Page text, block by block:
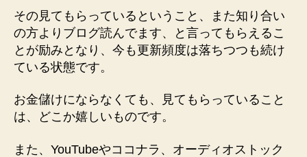
その見てもらっているということ、また知り合い
の方よりブログ読んでます、と言ってもらえるこ
とが励みとなり、今も更新頻度は落ちつつも続け
ている状態です。
お金儲けにならなくても、見てもらっていること
は、どこか嬉しいものです。
また、YouTubeやココナラ、オーディオストック